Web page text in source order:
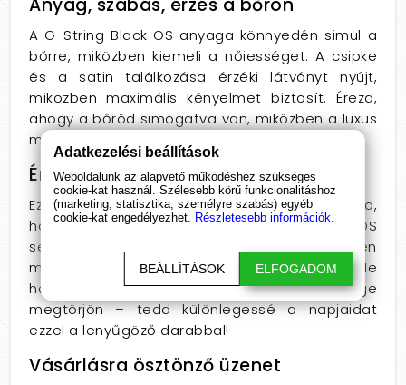
Anyag, szabás, érzés a bőrön
A G-String Black OS anyaga könnyedén simul a
bőrre, miközben kiemeli a nőiességet. A csipke
és a satin találkozása érzéki látványt nyújt,
miközben maximális kényelmet biztosít. Érezd,
ahogy a bőröd simogatva van, miközben a luxus
magabiztos érzését hozza el a ruhád alá.
Érzelmi hatás és praktikus érvek
Ez a fehérnemű nem csupán egy darab ruha,
hanem egy érzelmi élmény! A G-String Black OS
segít kifejezni nőiességedet és bájaidat, minden
mozdulatoddal magabiztosságot sugározva. Ne
hagyd, hogy a hétköznapok szürkesége
megtörjön – tedd különlegessé a napjaidat
ezzel a lenyűgöző darabbal!
Vásárlásra ösztönző üzenet
Adatkezelési beállítások
Weboldalunk az alapvető működéshez szükséges
cookie-kat használ. Szélesebb körű funkcionalitáshoz
(marketing, statisztika, személyre szabás) egyéb
cookie-kat engedélyezhet. Részletesebb információk.
BEÁLLÍTÁSOK ELFOGADOM